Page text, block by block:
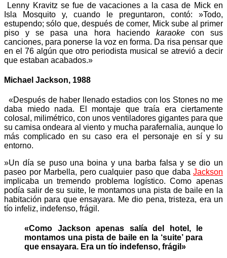
Lenny Kravitz se fue de vacaciones a la casa de Mick en
Isla Mosquito y, cuando le preguntaron, contó: »Todo,
estupendo; sólo que, después de comer, Mick sube al primer
piso y se pasa una hora haciendo karaokecon sus
canciones, para ponerse la voz en forma. Da risa pensar que
en el 76 algún que otro periodista musical se atrevió a decir
que estaban acabados.»
Michael Jackson, 1988
«Después de haber llenado estadios con los Stones no me
daba miedo nada. El montaje que traía era ciertamente
colosal, milimétrico, con unos ventiladores gigantes para que
su camisa ondeara al viento y mucha parafernalia, aunque lo
más complicado en su caso era el personaje en sí y su
entorno.
»Un día se puso una boina y una barba falsa y se dio un
paseo por Marbella, pero cualquier paso que daba Jackson
implicaba un tremendo problema logístico. Como apenas
podía salir de su suite, le montamos una pista de baile en la
habitación para que ensayara. Me dio pena, tristeza, era un
tío infeliz, indefenso, frágil.
«Como Jackson apenas salía del hotel, le
montamos una pista de baile en la ‘suite’ para
que ensayara. Era un tío indefenso, frágil»